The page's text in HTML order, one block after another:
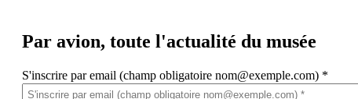
Par avion, toute l'actualité du musée
S'inscrire par email (champ obligatoire nom@exemple.com) *